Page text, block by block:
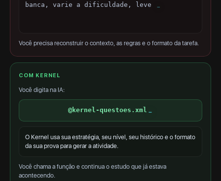
banca, varie a dificuldade, leve em conta
Você precisa reconstruir o contexto, as regras e o formato da tarefa.
COM KERNEL
Você digita na IA:
@kernel-questoes.xml
O Kernel usa sua estratégia, seu nível, seu histórico e o formato
da sua prova para gerar a atividade.
Você chama a função e continua o estudo que já estava
acontecendo.